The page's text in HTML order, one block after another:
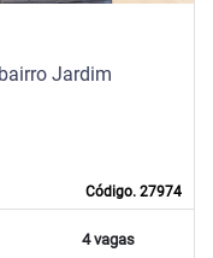
Código. 27974
Jardim
4 vagas